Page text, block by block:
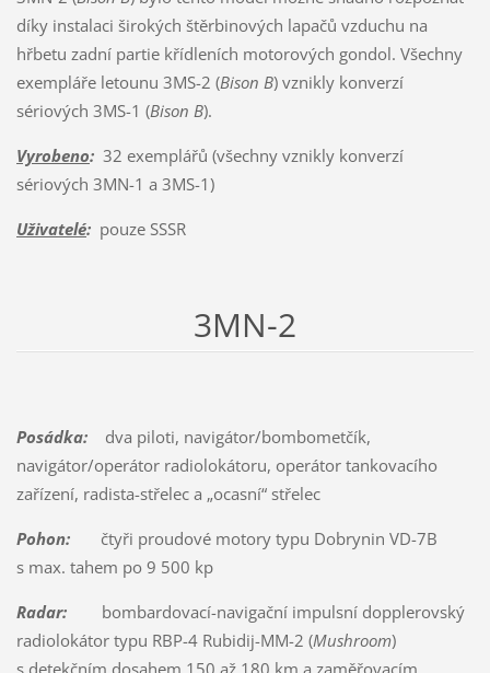
díky instalaci širokých štěrbinových lapačů vzduchu na
hřbetu zadní partie křídleních motorových gondol. Všechny
exempláře letounu 3MS-2 (Bison B) vznikly konverzí
sériových 3MS-1 (Bison B).
Vyrobeno:32 exemplářů (všechny vznikly konverzí
sériových 3MN-1 a 3MS-1)
Uživatelé:pouze SSSR
3MN-2
Posádka:dva piloti, navigátor/bombometčík,
navigátor/operátor radiolokátoru, operátor tankovacího
zařízení, radista-střelec a „ocasní“ střelec
Pohon:čtyři proudové motory typu Dobrynin VD-7B
s max. tahem po 9 500 kp
Radar:bombardovací-navigační impulsní dopplerovský
radiolokátor typu RBP-4 Rubidij-MM-2 (Mushroom)
s detekčním dosahem 150 až 180 km a zaměřovacím